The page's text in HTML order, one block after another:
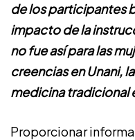
de los participantes
impacto de la
no fue así para las
creencias en Unani,
medicina tradicional
Proporcionar